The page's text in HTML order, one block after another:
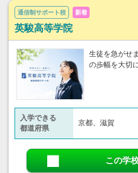
通信制サポート校 新着
英駿高等学院
生徒を急がせ
の歩幅を大切
入学できる
都道府県
京都、滋賀
この学